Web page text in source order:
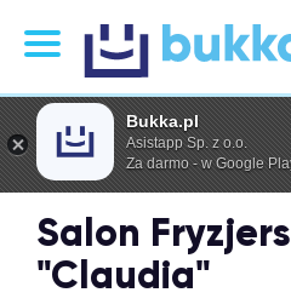
Salon
"Claudia"
Bukka.pl
Asistapp Sp. z o.o.
Za darmo - w Google